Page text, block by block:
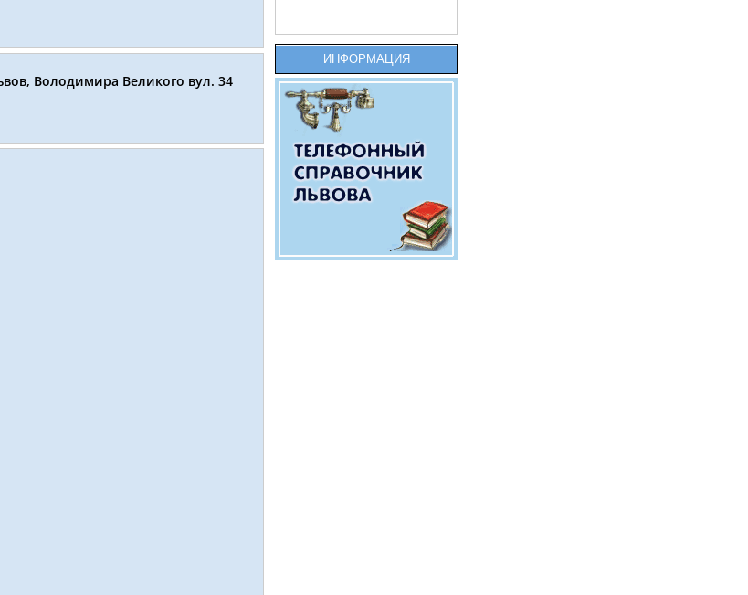
Володимира Великого вул. 34
ИНФОРМАЦИЯ